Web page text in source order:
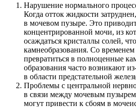
Нарушение нормального
Когда отток жидкости
в мочевом пузыре. Это
концентрированной мочи, из
осаждаться кристаллы солей,
камнеобразования. Со
превратиться в полноценные
образования часто возникают
в области предстательной
Проблемы с центральной
в связи между мочевым
могут привести к сбоям в